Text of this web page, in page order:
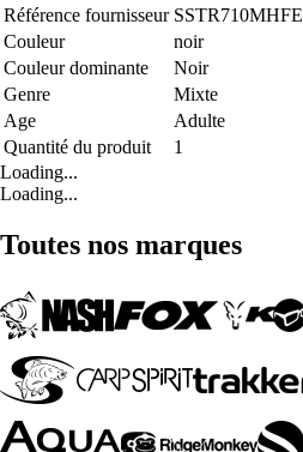
Référence fournisseur SSTR710MHFE
Couleur
noir
Couleur dominante
Noir
Genre
Mixte
Age
Adulte
Quantité du produit
1
Loading...
Loading...
Toutes nos marques